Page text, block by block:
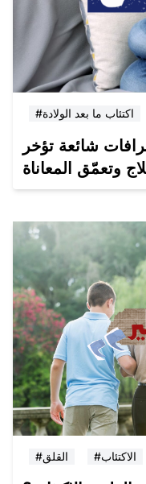
#اكتئاب ما بعد الولادة
شائعة تؤخر
وتعمّق المعاناة
#القلق #الاكتئاب